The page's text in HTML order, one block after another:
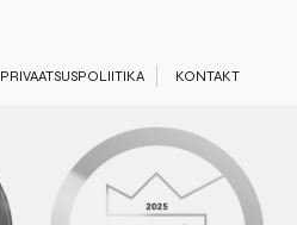
PRIVAATSUSPOLIITIKA KONTAKT